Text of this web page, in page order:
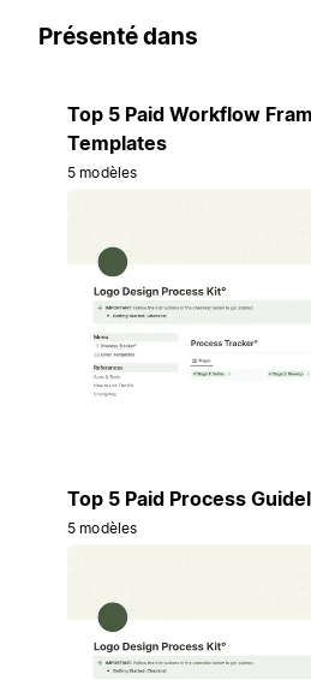
Présenté dans
Top 5 Paid Workflow
Templates
5 modèles
Top 5 Paid Process
5 modèles